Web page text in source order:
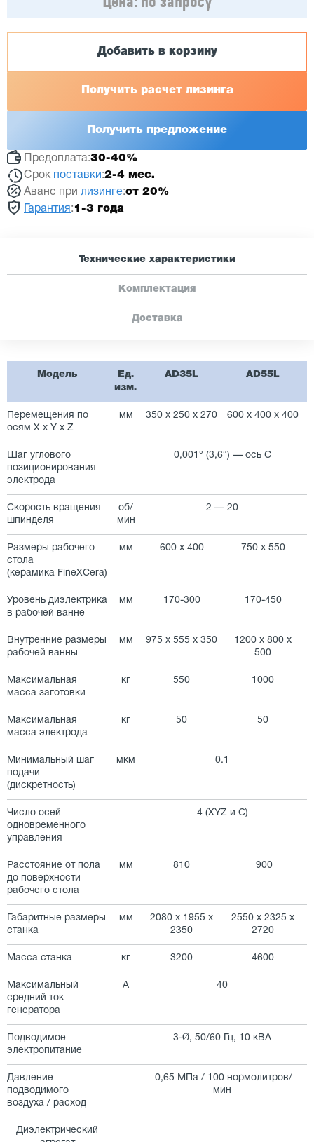
Добавить в корзину
Получить расчет лизинга
Получить предложение
Предоплата:30-40%
Срок поставки :2-4 мес.
Аванс при лизинге:от 20%
Гарантия :1-3 года
Технические характеристики
Комплектация
Доставка
Модель
Ед.
изм.
AD35L AD55L
Перемещения по
осям X x Y x Z
мм 350 x 250 x 270 600 х 400 х 400
Шаг углового
позиционирования
электрода
0,001° (3,6″) — ось С
Скорость вращения
шпинделя
об/
мин
2 — 20
Размеры рабочего
стола
(керамика FineXCera)
мм 600 х 400 750 х 550
Уровень диэлектрика
в рабочей ванне
мм 170-300 170-450
Внутренние размеры
рабочей ванны
мм 975 х 555 х 350
1200 х 800 х
500
Максимальная
масса заготовки
кг 550 1000
Максимальная
масса электрода
кг 50 50
Минимальный шаг
подачи
(дискретность)
мкм 0.1
Число осей
одновременного
управления
4 (XYZ и C)
Расстояние от пола
до поверхности
рабочего стола
мм 810 900
Габаритные размеры
станка
мм
2080 x 1955 x
2350
2550 x 2325 x
2720
Масса станка кг 3200 4600
Максимальный
средний ток
генератора
А 40
Подводимое
электропитание
3-Ø, 50/60 Гц, 10 кВА
Давление
подводимого
воздуха / расход
0,65 МПа / 100 нормолитров/
мин
Диэлектрический